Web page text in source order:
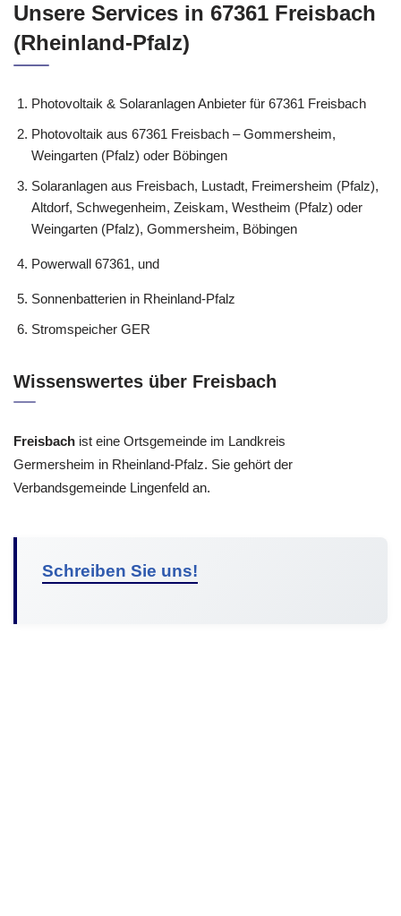
Unsere Services in 67361 Freisbach
(Rheinland-Pfalz)
Photovoltaik & Solaranlagen Anbieter für 67361 Freisbach
Photovoltaik aus 67361 Freisbach – Gommersheim,
Weingarten (Pfalz) oder Böbingen
Solaranlagen aus Freisbach, Lustadt, Freimersheim (Pfalz),
Altdorf, Schwegenheim, Zeiskam, Westheim (Pfalz) oder
Weingarten (Pfalz), Gommersheim, Böbingen
Powerwall 67361, und
Sonnenbatterien in Rheinland-Pfalz
Stromspeicher GER
Wissenswertes über Freisbach
Freisbach ist eine Ortsgemeinde im Landkreis
Germersheim in Rheinland-Pfalz. Sie gehört der
Verbandsgemeinde Lingenfeld an.
Schreiben Sie uns!